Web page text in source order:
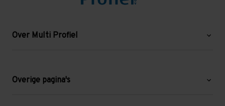
Over Multi Profiel
Blog
Overige pagina's